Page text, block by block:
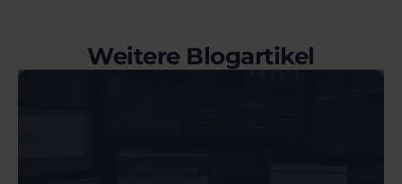
Weitere Blogartikel